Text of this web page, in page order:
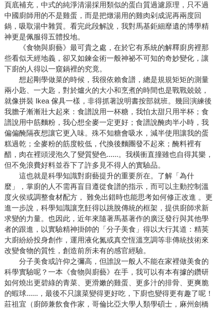
頁底補充，中式的純淨清湯採用類似的蛋白質過濾原理，只不過
中國廚師用的不是雞蛋，而是把燉湯用的雞肉剁成泥再兩度回
鍋，吸取湯中雜質。看完此段解說，我對馬基鉅細靡遺的博學精
神更是佩服得五體投地。
《食物與廚藝》最可貴之處，在於它有系統的解釋廚房裡那
些看似天經地義，卻又如鍊金術一般神祕不可知的奇妙變化，讓
下廚的人得以一窺鍋裡的究竟。
想起剛學做菜的時候，我很依賴食譜，總是規規矩矩的測量
兩小匙、一大匙，對於爐火的大小和烹煮的時間也是戰戰兢兢，
就像拼裝 Ikea 傢具一樣，非得抓著說明書按部就班。幾回演練後
我膽子漸漸壯大起來：食譜說用一杯糖，我怕太甜只用半杯；食
譜說用中筋麵粉，我心想全麥一定更好；食譜說醃肉半小時，我
偏偏醃隔夜想讓它更入味。殊不知糖會吸水，減半使用讓我的蛋
糕過乾；全麥粉的筋度較低，代換後麵團發不起來；醃料裡有
醋，肉在裡頭浸泡久了變質變色......。我橫衝直撞雖也自得其樂，
但不免浪費好料並吞下了許多見不得人的實驗品。
這也就是科學知識對廚藝提升的重要所在。了解「為什
麼」，掌廚的人不需再盲目遵從食譜的指示，而可以主動控制溫
度火侯或調整食材配方， 難免出錯時也能思考如何修正改進 。更
進一步說，科學知識讓烹飪得以跳脫傳統的框架，提供廚師求新
求變的力量。也因此，近年來隨著馬基著作的廣泛發行與其他學
者的跟進，以實驗精神掛帥的「分子美食」得以大行其道：精英
大廚紛紛投身創作，運用液化氮或真空恆溫烹調等非傳統技術來
改變食物的質性，創造前所未有的感官經驗。
分子美食或許仰之彌高，但誰說一般人不能在家裡做美食的
科學實驗呢？一本《食物與廚藝》在手，我可以有本有據的鑽研
如何燒出更碧綠的青菜、更滑嫩的雞蛋、更多汁的排骨、更爽脆
的蝦球......，最後不只讓菜變得更好吃，下廚也變得更有趣了呢！
莊祖宜（廚師兼飲食作家，哥倫比亞大學人類學碩士，麻州劍橋